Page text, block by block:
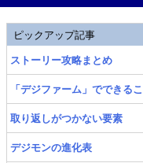
ピックアップ記事
ストーリー攻略まとめ
「デジファーム」でできる
取り返しがつかない要素
デジモンの進化表